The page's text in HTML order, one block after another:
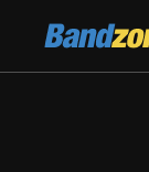
Bandzone.cz
žijeme hudbou